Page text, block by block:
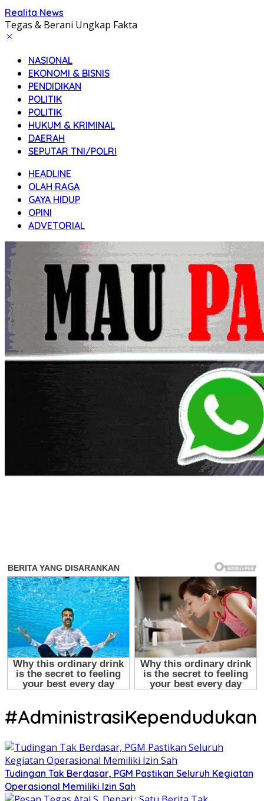
Realita News
Tegas & Berani Ungkap Fakta
NASIONAL
EKONOMI & BISNIS
PENDIDIKAN
POLITIK
POLITIK
HUKUM & KRIMINAL
DAERAH
SEPUTAR TNI/POLRI
HEADLINE
OLAH RAGA
GAYA HIDUP
OPINI
ADVETORIAL
#AdministrasiKependudukan
Tudingan Tak Berdasar, PGM Pastikan Seluruh Kegiatan
Operasional Memiliki Izin Sah